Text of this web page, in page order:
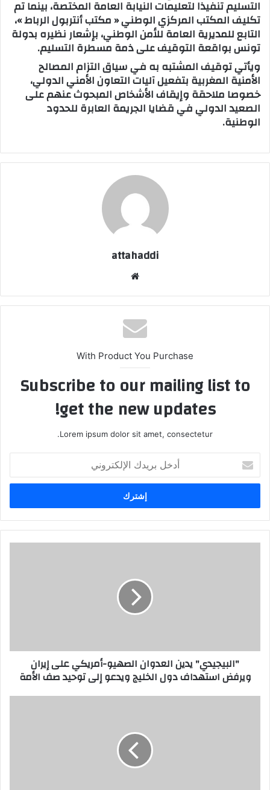
التسليم تنفيذا لتعليمات النيابة العامة المختصة، بينما تم
تكليف المكتب المركزي الوطني « مكتب أنتربول الرباط »،
التابع للمديرية العامة للأمن الوطني، بإشعار نظيره بدولة
تونس بواقعة التوقيف على ذمة مسطرة التسليم.
ويأتي توقيف المشتبه به في سياق التزام المصالح
الأمنية المغربية بتفعيل آليات التعاون الأمني الدولي،
خصوصا ملاحقة وإيقاف الأشخاص المبحوث عنهم على
الصعيد الدولي في قضايا الجريمة العابرة للحدود
الوطنية.
attahaddi
الوي
ب
With Product You Purchase
Subscribe to our mailing list to
get the new updates!
Lorem ipsum dolor sit amet, consectetur.
خ
ب
ر
"البيجيدي" يدين العدوان الصهيو-أمريكي على إيران
ويرفض استهداف دول الخليج ويدعو إلى توحيد صف الأمة